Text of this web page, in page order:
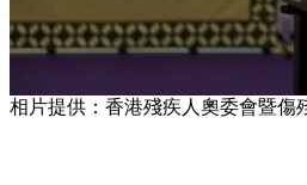
相片提供：香港殘疾人奧委會暨傷